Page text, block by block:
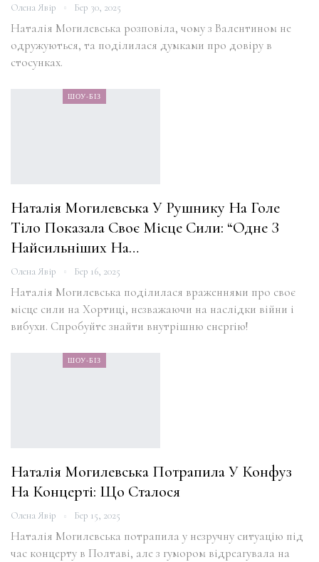
Олена Явір Бер 30, 2025
Наталія Могилевська розповіла, чому з Валентином не
одружуються, та поділилася думками про довіру в
стосунках.
ШОУ-БІЗ
Наталія Могилевська У Рушнику На Голе
Тіло Показала Своє Місце Сили: “Одне З
Найсильніших На…
Олена Явір Бер 16, 2025
Наталія Могилевська поділилася враженнями про своє
місце сили на Хортиці, незважаючи на наслідки війни і
вибухи. Спробуйте знайти внутрішню енергію!
ШОУ-БІЗ
Наталія Могилевська Потрапила У Конфуз
На Концерті: Що Сталося
Олена Явір Бер 15, 2025
Наталія Могилевська потрапила у незручну ситуацію під
час концерту в Полтаві, але з гумором відреагувала на